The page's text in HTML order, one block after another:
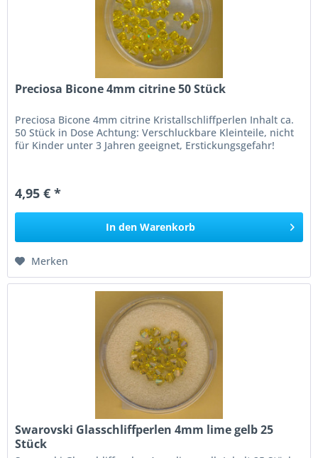
Preciosa Bicone 4mm citrine 50 Stück
Preciosa Bicone 4mm citrine Kristallschliffperlen Inhalt ca.
50 Stück in Dose Achtung: Verschluckbare Kleinteile, nicht
für Kinder unter 3 Jahren geeignet, Erstickungsgefahr!
4,95 € *
In den Warenkorb
Merken
Swarovski Glasschliffperlen 4mm lime gelb 25
Stück